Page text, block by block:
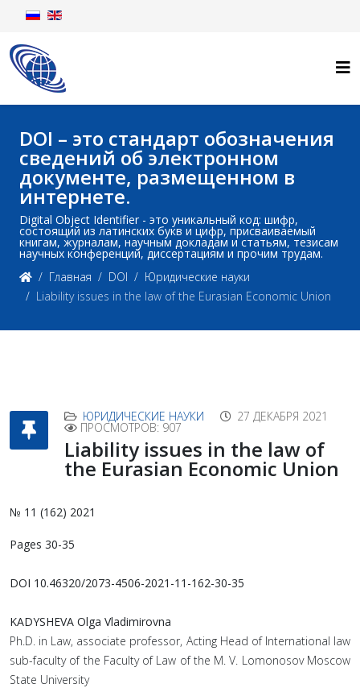
DOI – это стандарт обозначения
сведений об электронном
документе, размещенном в
интернете.
Digital Object Identifier - это уникальный код: шифр,
состоящий из латинских букв и цифр, присваиваемый
книгам, журналам, научным докладам и статьям, тезисам
научных конференций, диссертациям и прочим трудам.
Главная
DOI
Юридические науки
Liability issues in the law of the Eurasian Economic Union
ЮРИДИЧЕСКИЕ НАУКИ 27 ДЕКАБРЯ 2021
ПРОСМОТРОВ: 907
Liability issues in the law of
the Eurasian Economic Union
№ 11 (162) 2021
Pages 30-35
DOI 10.46320/2073-4506-2021-11-162-30-35
KADYSHEVA Olga Vladimirovna
Ph.D. in Law, associate professor, Acting Head of International law
sub-faculty of the Faculty of Law of the M. V. Lomonosov Moscow
State University